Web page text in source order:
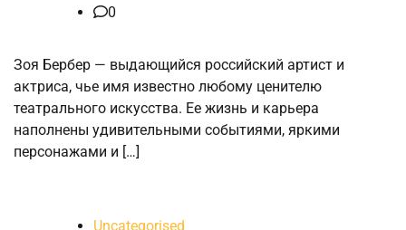
0
Зоя Бербер — выдающийся российский артист и
актриса, чье имя известно любому ценителю
театрального искусства. Ее жизнь и карьера
наполнены удивительными событиями, яркими
персонажами и […]
Uncategorised